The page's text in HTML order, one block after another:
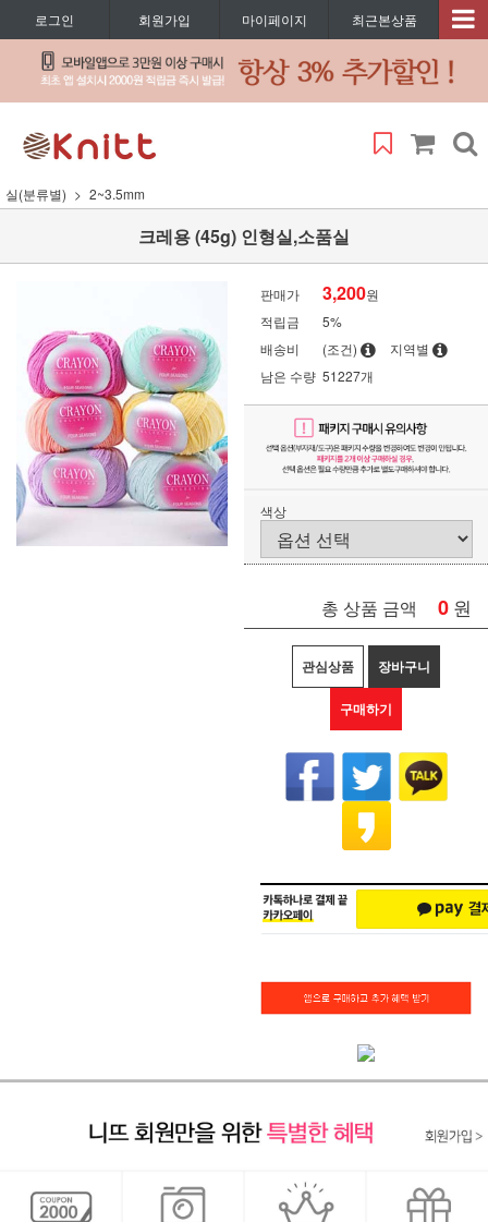
로그인 회원가입 마이페이지 최근본상품
실(분류별) 2~3.5mm
크레용 (45g) 인형실,소품실
판매가 3,200원
적립금
5%
배송비
(조건)
지역별
남은 수량 51227개
색상
총 상품 금액 0 원
관심상품 장바구니
구매하기